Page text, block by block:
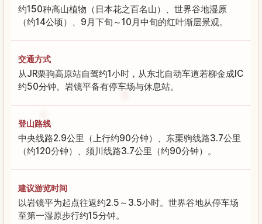
约150种高山植物（日本花之百名山）、世界谷地湿原
（约14公顷）、9月下旬～10月中旬的红叶渐层景观。
交通方式
从JR栗驹高原站自驾约1小时，从东北自动车道若柳金成IC
约50分钟。岩镜平备有停车场与休息站。
登山路线
中央线路2.9公里（上行约90分钟）、东栗驹线路3.7公里
（约120分钟）、须川线路3.7公里（约90分钟）。
建议游览时间
以岩镜平为起点往返约2.5～3.5小时。世界谷地从停车场
至第一湿原步行约15分钟。